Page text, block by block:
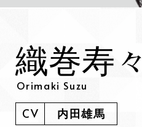
織巻寿々
Orimaki Suzu
CV 内田雄馬